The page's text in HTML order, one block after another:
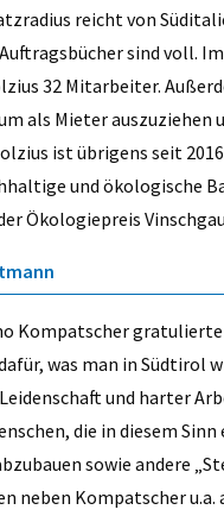
reicht von
sind voll.
32 Mitarbeiter.
als Mieter auszuziehen
ist übrigens seit
und ökologische
Ökologiepreis
­Kompatscher
was man in Südtirol
und harter
die in diesem
sowie andere
neben Kompatscher